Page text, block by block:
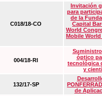
C018/18-CO
Invitación
para
de la
Capital
World
Mobile
004/18-RI
óptico
tecnológica
y
132/17-SP
de